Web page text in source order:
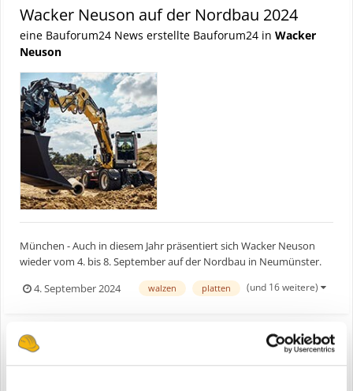
Wacker Neuson auf der Nordbau 2024
eine Bauforum24 News erstellte Bauforum24 in Wacker
Neuson
München - Auch in diesem Jahr präsentiert sich Wacker Neuson
wieder vom 4. bis 8. September auf der Nordbau in Neumünster.
Die Besucher können sich auf dem rund 1.000 Quadratmeter
großen Stand N115 im Freigelände Nord von den innovativen zero
4. September 2024 walzen platten (und 16 weitere)